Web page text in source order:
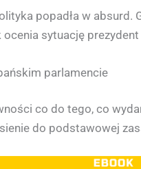
popadła w
ocenia sytuację
parlamencie
co do tego, co
do podstawowej